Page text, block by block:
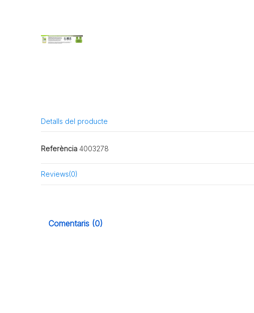
Detalls del producte
Referència 4003278
Reviews(0)
Comentaris (0)